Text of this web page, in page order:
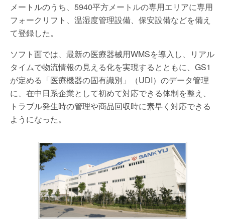
メートルのうち、5940平方メートルの専用エリアに専用
フォークリフト、温湿度管理設備、保安設備などを備え
て登録した。
ソフト面では、最新の医療器械用WMSを導入し、リアル
タイムで物流情報の見える化を実現するとともに、GS1
が定める「医療機器の固有識別」（UDI）のデータ管理
に、在中日系企業として初めて対応できる体制を整え、
トラブル発生時の管理や商品回収時に素早く対応できる
ようになった。